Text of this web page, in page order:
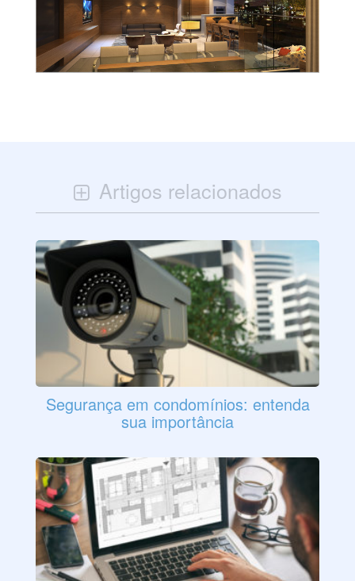
Artigos relacionados
Segurança em condomínios: entenda
sua importância